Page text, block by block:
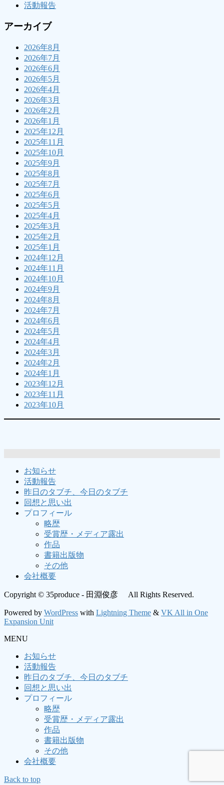
活動報告
アーカイブ
2026年8月
2026年7月
2026年6月
2026年5月
2026年4月
2026年3月
2026年2月
2026年1月
2025年12月
2025年11月
2025年10月
2025年9月
2025年8月
2025年7月
2025年6月
2025年5月
2025年4月
2025年3月
2025年2月
2025年1月
2024年12月
2024年11月
2024年10月
2024年9月
2024年8月
2024年7月
2024年6月
2024年5月
2024年4月
2024年3月
2024年2月
2024年1月
2023年12月
2023年11月
2023年10月
お知らせ
活動報告
昨日のタブチ、今日のタブチ
回想と思い出
プロフィール
略歴
受賞歴・メディア露出
作品
書籍出版物
その他
会社概要
Copyright © 35produce - 田淵俊彦 All Rights Reserved.
Powered by WordPress with Lightning Theme & VK All in One
Expansion Unit
MENU
お知らせ
活動報告
昨日のタブチ、今日のタブチ
回想と思い出
プロフィール
略歴
受賞歴・メディア露出
作品
書籍出版物
その他
会社概要
Back to top